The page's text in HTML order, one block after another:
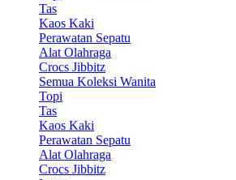
Tas
Kaos Kaki
Perawatan Sepatu
Alat Olahraga
Crocs Jibbitz
Semua Koleksi Wanita
Topi
Tas
Kaos Kaki
Perawatan Sepatu
Alat Olahraga
Crocs Jibbitz